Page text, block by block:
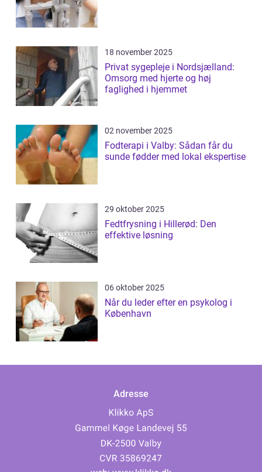
18 november 2025
Privat sygepleje i Nordsjælland:
Omsorg med hjerte og høj
faglighed i hjemmet
02 november 2025
Fodterapi i Valby: Sådan får du
sunde fødder med lokal ekspertise
29 oktober 2025
Fedtfrysning i Hillerød: Den
effektive løsning
06 oktober 2025
Når du leder efter en psykolog i
København
Adresse